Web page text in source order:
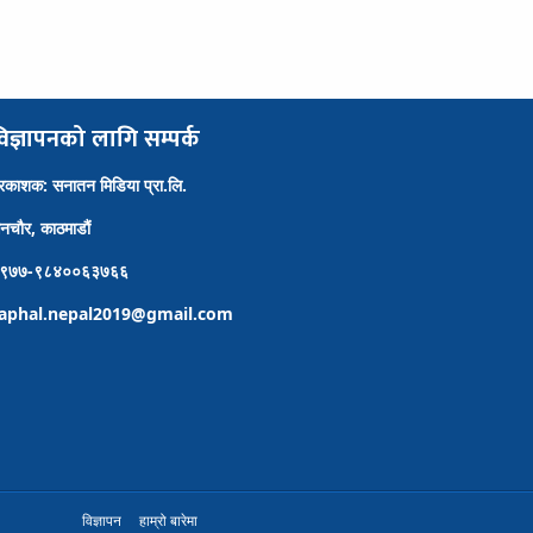
लागि सम्पर्क
सनातन मिडिया प्रा.लि.
काठमाडौं
९८४००६३७६६
विज्ञापन हाम्रो बारेमा